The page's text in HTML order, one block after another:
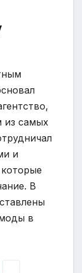
из самых
и
В
в